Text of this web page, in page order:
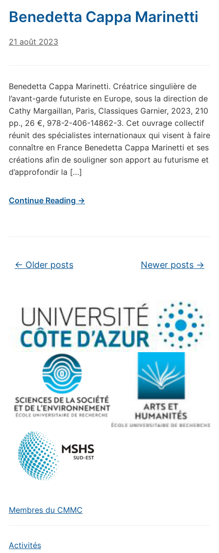
Membres du CMMC
Activités
Benedetta Cappa Marinetti
21 août 2023
Benedetta Cappa Marinetti. Créatrice singulière de
l’avant-garde futuriste en Europe, sous la direction de
Cathy Margaillan, Paris, Classiques Garnier, 2023, 210
pp., 26 €, 978-2-406-14862-3. Cet ouvrage collectif
réunit des spécialistes internationaux qui visent à faire
connaître en France Benedetta Cappa Marinetti et ses
créations afin de souligner son apport au futurisme et
d’approfondir la […]
Continue Reading →
Post navigation
← Older posts Newer posts →